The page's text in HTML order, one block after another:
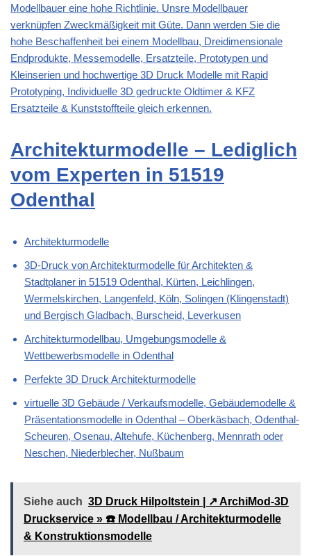
Modellbauer eine hohe Richtlinie. Unsre Modellbauer
verknüpfen Zweckmäßigkeit mit Güte. Dann werden Sie die
hohe Beschaffenheit bei einem Modellbau, Dreidimensionale
Endprodukte, Messemodelle, Ersatzteile, Prototypen und
Kleinserien und hochwertige 3D Druck Modelle mit Rapid
Prototyping, Individuelle 3D gedruckte Oldtimer & KFZ
Ersatzteile & Kunststoffteile gleich erkennen.
Architekturmodelle – Lediglich
vom Experten in 51519
Odenthal
Architekturmodelle
3D-Druck von Architekturmodelle für Architekten &
Stadtplaner in 51519 Odenthal, Kürten, Leichlingen,
Wermelskirchen, Langenfeld, Köln, Solingen (Klingenstadt)
und Bergisch Gladbach, Burscheid, Leverkusen
Architekturmodellbau, Umgebungsmodelle &
Wettbewerbsmodelle in Odenthal
Perfekte 3D Druck Architekturmodelle
virtuelle 3D Gebäude / Verkaufsmodelle, Gebäudemodelle &
Präsentationsmodelle in Odenthal – Oberkäsbach, Odenthal-
Scheuren, Osenau, Altehufe, Küchenberg, Mennrath oder
Neschen, Niederblecher, Nußbaum
Siehe auch 3D Druck Hilpoltstein | ↗️ ArchiMod-3D
Druckservice » ☎️ Modellbau / Architekturmodelle
& Konstruktionsmodelle